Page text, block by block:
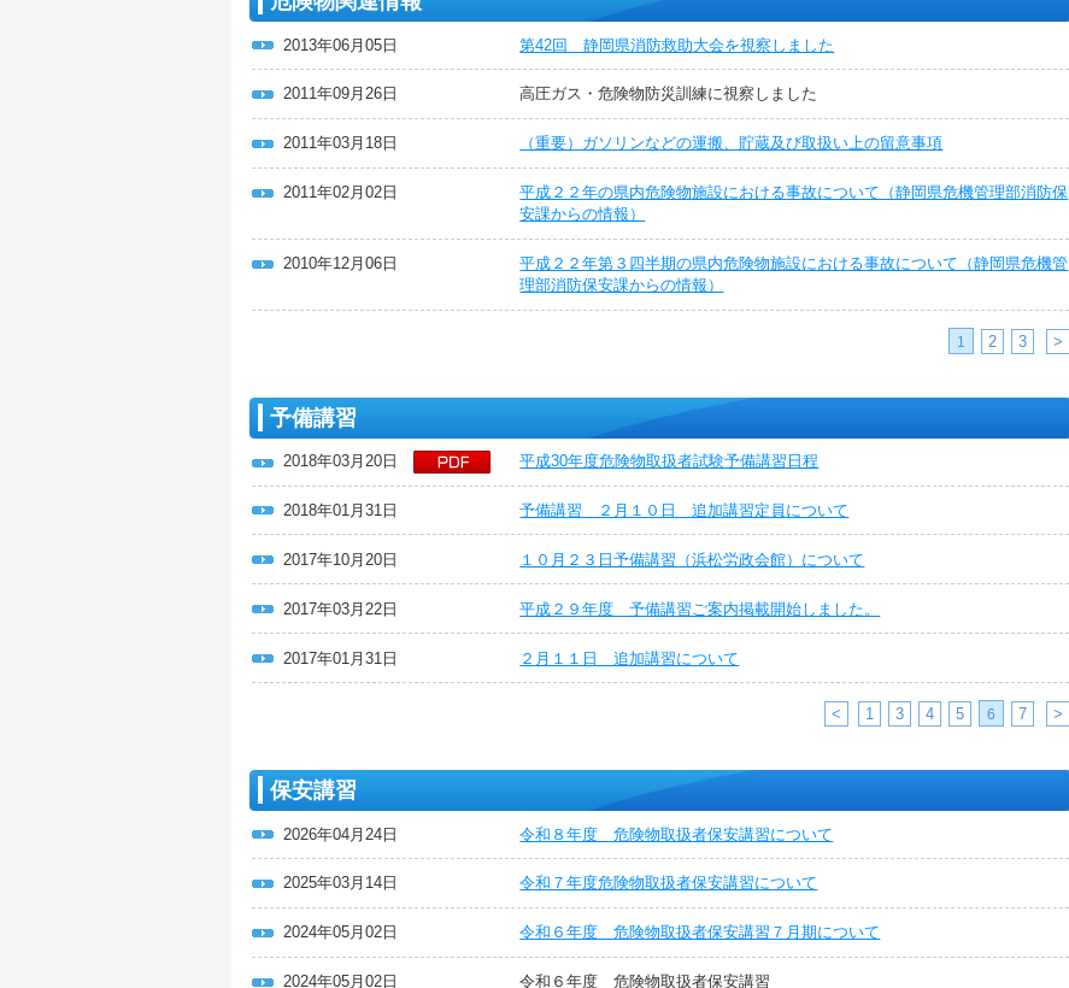
2013年06月05日 第42回 静岡県消防救助大会を視察しました
2011年09月26日 高圧ガス・危険物防災訓練に視察しました
2011年03月18日 （重要）ガソリンなどの運搬、貯蔵及び取扱い上の留意事項
2011年02月02日
平成２２年の県内危険物施設における事故について（静岡県危機管理部消防保
安課からの情報）
2010年12月06日
平成２２年第３四半期の県内危険物施設における事故について（静岡県危機管
理部消防保安課からの情報）
1 2 3 >
予備講習
2018年03月20日 平成30年度危険物取扱者試験予備講習日程
2018年01月31日 予備講習 ２月１０日 追加講習定員について
2017年10月20日 １０月２３日予備講習（浜松労政会館）について
2017年03月22日 平成２９年度 予備講習ご案内掲載開始しました。
2017年01月31日 ２月１１日 追加講習について
< 1 3 4 5 6 7 >
保安講習
2026年04月24日 令和８年度 危険物取扱者保安講習について
2025年03月14日 令和７年度危険物取扱者保安講習について
2024年05月02日 令和６年度 危険物取扱者保安講習７月期について
2024年05月02日 令和６年度 危険物取扱者保安講習